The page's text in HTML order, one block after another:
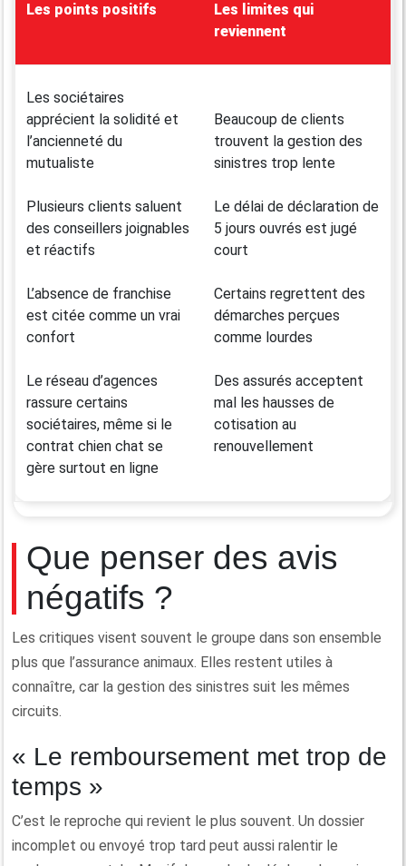
Les points positifs
Les limites qui
reviennent
Les sociétaires
apprécient la solidité et
l’ancienneté du
mutualiste
Plusieurs clients saluent
des conseillers joignables
et réactifs
L’absence de franchise
est citée comme un vrai
confort
Le réseau d’agences
rassure certains
sociétaires, même si le
contrat chien chat se
gère surtout en ligne
Beaucoup de clients
trouvent la gestion des
sinistres trop lente
Le délai de déclaration de
5 jours ouvrés est jugé
court
Certains regrettent des
démarches perçues
comme lourdes
Des assurés acceptent
mal les hausses de
cotisation au
renouvellement
Que penser des avis
négatifs ?
Les critiques visent souvent le groupe dans son ensemble
plus que l’assurance animaux. Elles restent utiles à
connaître, car la gestion des sinistres suit les mêmes
circuits.
« Le remboursement met trop de
temps »
C’est le reproche qui revient le plus souvent. Un dossier
incomplet ou envoyé trop tard peut aussi ralentir le